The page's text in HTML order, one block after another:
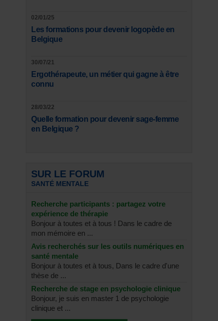
02/01/25
Les formations pour devenir logopède en
Belgique
30/07/21
Ergothérapeute, un métier qui gagne à être
connu
28/03/22
Quelle formation pour devenir sage-femme
en Belgique ?
SUR LE FORUM
SANTÉ MENTALE
Recherche participants : partagez votre
expérience de thérapie
Bonjour à toutes et à tous ! Dans le cadre de
mon mémoire en ...
Avis recherchés sur les outils numériques en
santé mentale
Bonjour à toutes et à tous, Dans le cadre d'une
thèse de ...
Recherche de stage en psychologie clinique
Bonjour, je suis en master 1 de psychologie
clinique et ...